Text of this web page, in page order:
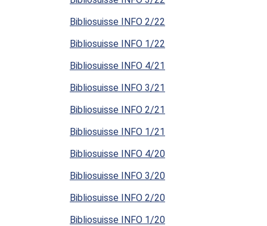
Bibliosuisse INFO 2/22
Bibliosuisse INFO 1/22
Bibliosuisse INFO 4/21
Bibliosuisse INFO 3/21
Bibliosuisse INFO 2/21
Bibliosuisse INFO 1/21
Bibliosuisse INFO 4/20
Bibliosuisse INFO 3/20
Bibliosuisse INFO 2/20
Bibliosuisse INFO 1/20